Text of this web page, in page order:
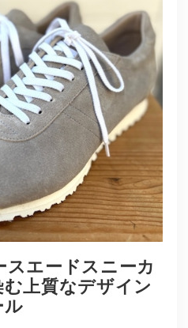
エードスニーカ
上質なデザイン